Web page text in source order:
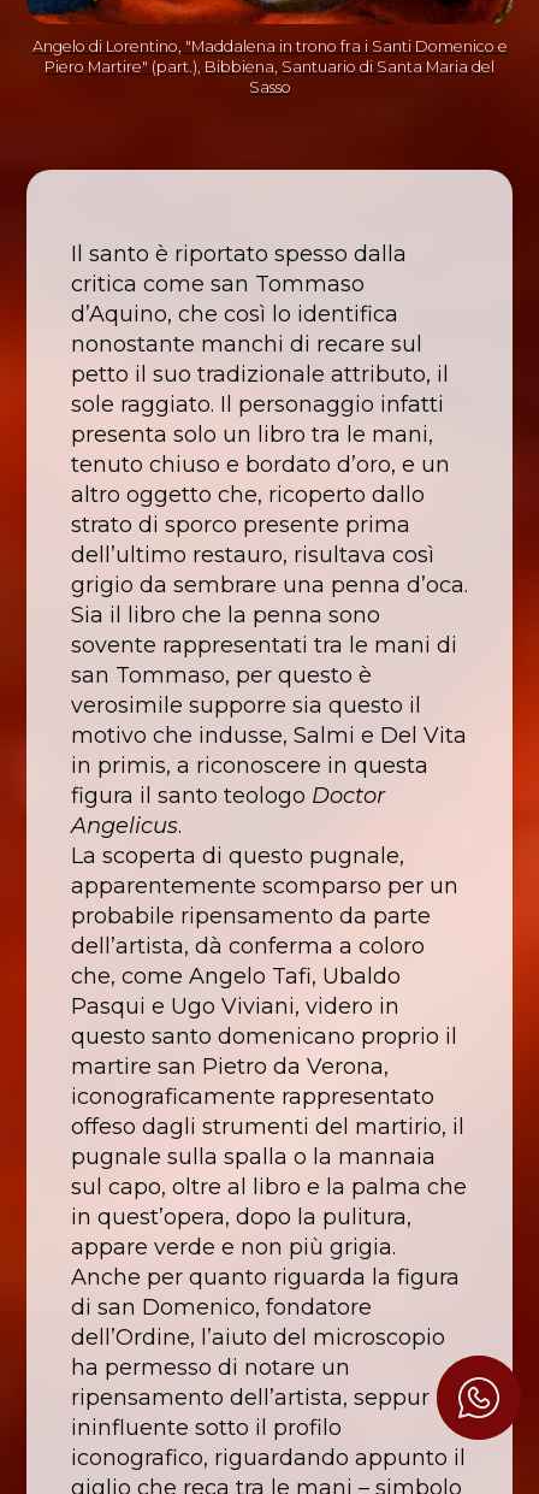
Angelo di Lorentino, "Maddalena in trono fra i Santi Domenico e
Piero Martire" (part.), Bibbiena, Santuario di Santa Maria del
Sasso
Il santo è riportato spesso dalla
critica come san Tommaso
d’Aquino, che così lo identifica
nonostante manchi di recare sul
petto il suo tradizionale attributo, il
sole raggiato. Il personaggio infatti
presenta solo un libro tra le mani,
tenuto chiuso e bordato d’oro, e un
altro oggetto che, ricoperto dallo
strato di sporco presente prima
dell’ultimo restauro, risultava così
grigio da sembrare una penna d’oca.
Sia il libro che la penna sono
sovente rappresentati tra le mani di
san Tommaso, per questo è
verosimile supporre sia questo il
motivo che indusse, Salmi e Del Vita
in primis, a riconoscere in questa
figura il santo teologo Doctor
Angelicus.
La scoperta di questo pugnale,
apparentemente scomparso per un
probabile ripensamento da parte
dell’artista, dà conferma a coloro
che, come Angelo Tafi, Ubaldo
Pasqui e Ugo Viviani, videro in
questo santo domenicano proprio il
martire san Pietro da Verona,
iconograficamente rappresentato
offeso dagli strumenti del martirio, il
pugnale sulla spalla o la mannaia
sul capo, oltre al libro e la palma che
in quest’opera, dopo la pulitura,
appare verde e non più grigia.
Anche per quanto riguarda la figura
di san Domenico, fondatore
dell’Ordine, l’aiuto del microscopio
ha permesso di notare un
ripensamento dell’artista, seppur
ininfluente sotto il profilo
iconografico, riguardando appunto il
giglio che reca tra le mani – simbolo